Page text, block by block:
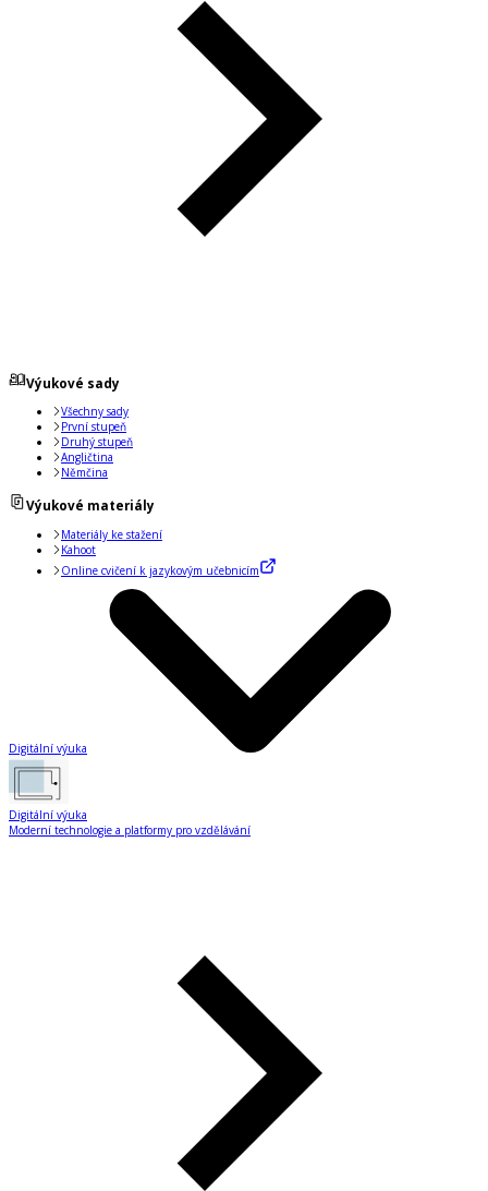
Výukové sady
Všechny sady
První stupeň
Druhý stupeň
Angličtina
Němčina
Výukové materiály
Materiály ke stažení
Kahoot
Online cvičení k jazykovým učebnicím
Digitální výuka
Digitální výuka
Moderní technologie a platformy pro vzdělávání